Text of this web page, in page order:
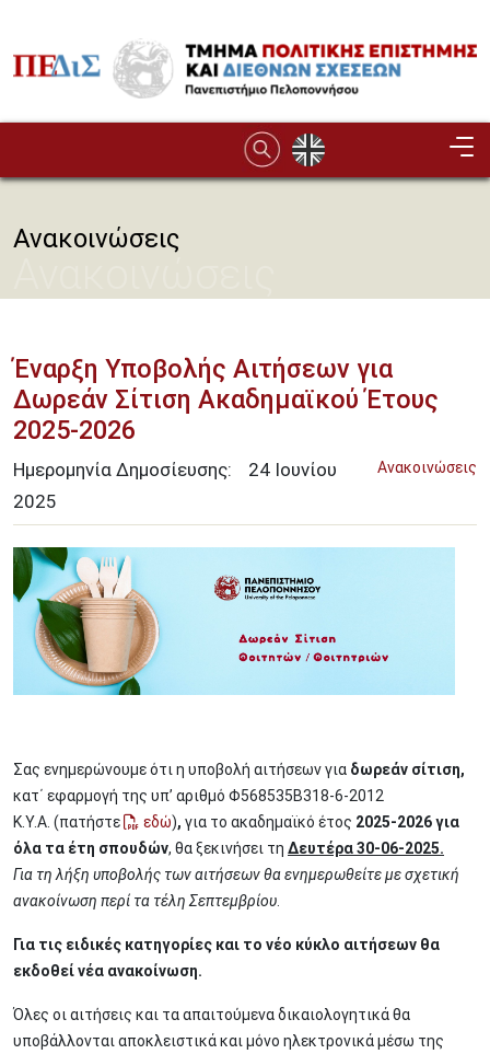
Ανακοινώσεις
Έναρξη Υποβολής Αιτήσεων για
Δωρεάν Σίτιση Ακαδημαϊκού Έτους
2025-2026
Ανακοινώσεις
Ημερομηνία Δημοσίευσης: 24 Ιουνίου
2025
Σας ενημερώνουμε ότι η υποβολή αιτήσεων για δωρεάν σίτιση,
κατ΄ εφαρμογή της υπ’ αριθμό Φ568535Β318-6-2012
Κ.Υ.Α. (πατήστε εδώ), για το ακαδημαϊκό έτος 2025-2026 για
όλα τα έτη σπουδών, θα ξεκινήσει τη Δευτέρα 30-06-2025.
Για τη λήξη υποβολής των αιτήσεων θα ενημερωθείτε με σχετική
ανακοίνωση περί τα τέλη Σεπτεμβρίου
Για τις ειδικές κατηγορίες και το νέο κύκλο αιτήσεων θα
εκδοθεί νέα ανακοίνωση.
Όλες οι αιτήσεις και τα απαιτούμενα δικαιολογητικά θα
υποβάλλονται αποκλειστικά και μόνο ηλεκτρονικά μέσω της